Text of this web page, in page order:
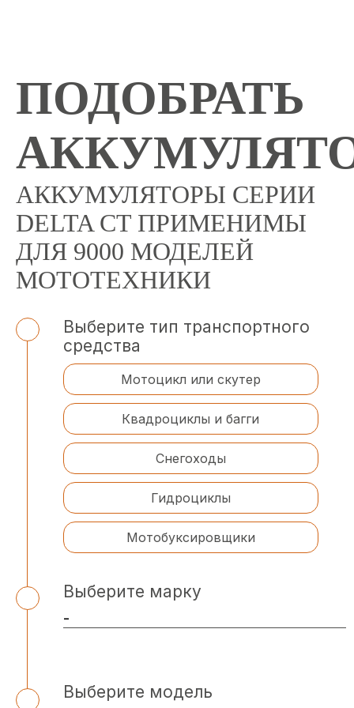
ПОДОБРАТЬ
АККУМУЛЯТОРЫ СЕРИИ
DELTA CT ПРИМЕНИМЫ
ДЛЯ 9000 МОДЕЛЕЙ
МОТОТЕХНИКИ
Выберите тип транспортного
средства
Мотоцикл или скутер
Квадроциклы и багги
Снегоходы
Гидроциклы
Мотобуксировщики
Выберите марку
Выберите модель